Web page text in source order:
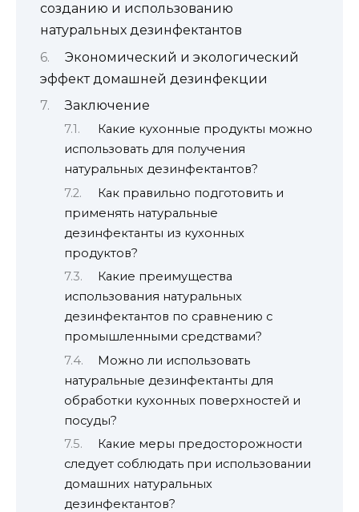
созданию и использованию
натуральных дезинфектантов
Экономический и экологический
эффект домашней дезинфекции
Заключение
Какие кухонные продукты можно
использовать для получения
натуральных дезинфектантов?
Как правильно подготовить и
применять натуральные
дезинфектанты из кухонных
продуктов?
Какие преимущества
использования натуральных
дезинфектантов по сравнению с
промышленными средствами?
Можно ли использовать
натуральные дезинфектанты для
обработки кухонных поверхностей и
посуды?
Какие меры предосторожности
следует соблюдать при использовании
домашних натуральных
дезинфектантов?